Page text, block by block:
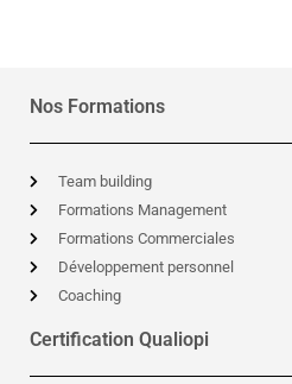
Nos Formations
Team building
Formations Management
Formations Commerciales
Développement personnel
Coaching
Certification Qualiopi